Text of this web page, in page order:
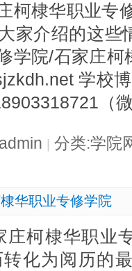
柯棣华职业专
家介绍的这些
学院/石家庄
学校
（
分类:学院
华职业专修学院
庄柯棣华职业
化为阅历的